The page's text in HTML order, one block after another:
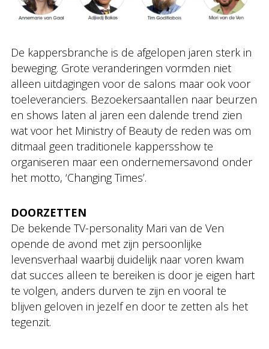
De kappersbranche is de afgelopen jaren sterk in
beweging. Grote veranderingen vormden niet
alleen uitdagingen voor de salons maar ook voor
toeleveranciers. Bezoekersaantallen naar beurzen
en shows laten al jaren een dalende trend zien
wat voor het Ministry of Beauty de reden was om
ditmaal geen traditionele kappersshow te
organiseren maar een ondernemersavond onder
het motto, ‘Changing Times’.
DOORZETTEN
De bekende TV-personality Mari van de Ven
opende de avond met zijn persoonlijke
levensverhaal waarbij duidelijk naar voren kwam
dat succes alleen te bereiken is door je eigen hart
te volgen, anders durven te zijn en vooral te
blijven geloven in jezelf en door te zetten als het
tegenzit.